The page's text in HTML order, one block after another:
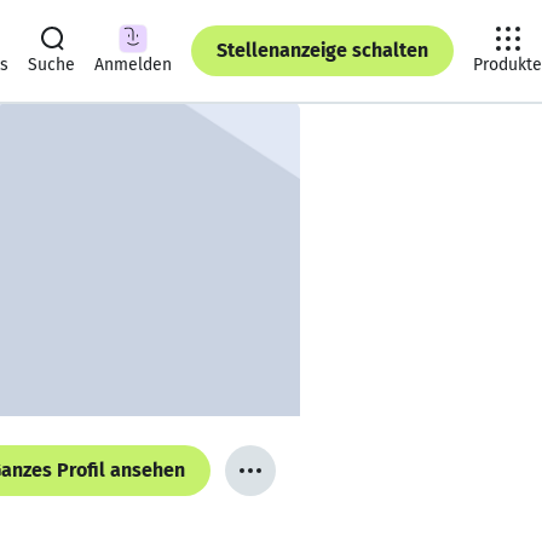
Suche Anmelden
Stellenanzeige schalten
Produkte
Profil ansehen